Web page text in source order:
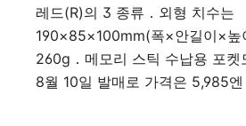
레드(R)의 3 종류．외형 치수는
190×85×100mm(폭×안길이×높
260g．메모리 스틱 수납용 포켓
8월 10일 발매로 가격은 5,985엔